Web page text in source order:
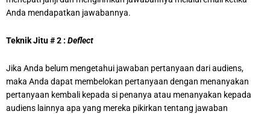
Anda mendapatkan jawabannya.
Teknik Jitu # 2 : Deflect
Jika Anda belum mengetahui jawaban pertanyaan dari audiens,
maka Anda dapat membelokan pertanyaan dengan menanyakan
pertanyaan kembali kepada si penanya atau menanyakan kepada
audiens lainnya apa yang mereka pikirkan tentang jawaban